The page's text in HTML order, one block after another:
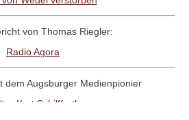
von Thomas Riegler:
Radio Agora
dem Augsburger Medienpionier
Kurt Schilffarth